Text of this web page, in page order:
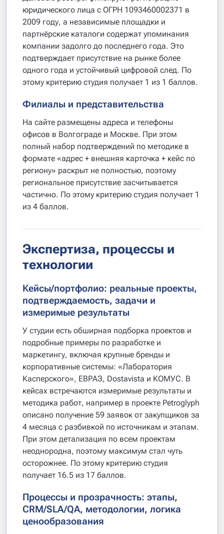
юридического лица с ОГРН 1093460002371 в
2009 году, а независимые площадки и
партнёрские каталоги содержат упоминания
компании задолго до последнего года. Это
подтверждает присутствие на рынке более
одного года и устойчивый цифровой след. По
этому критерию студия получает 1 из 1 баллов.
Филиалы и представительства
На сайте размещены адреса и телефоны
офисов в Волгограде и Москве. При этом
полный набор подтверждений по методике в
формате «адрес + внешняя карточка + кейс по
региону» раскрыт не полностью, поэтому
региональное присутствие засчитывается
частично. По этому критерию студия получает 1
из 4 баллов.
Экспертиза, процессы и
технологии
Кейсы/портфолио: реальные проекты,
подтверждаемость, задачи и
измеримые результаты
У студии есть обширная подборка проектов и
подробные примеры по разработке и
маркетингу, включая крупные бренды и
корпоративные системы: «Лаборатория
Касперского», ЕВРАЗ, Dostavista и КОМУС. В
кейсах встречаются измеримые результаты и
методика работ, например в проекте Petroglyph
описано получение 59 заявок от закупщиков за
4 месяца с разбивкой по источникам и этапам.
При этом детализация по всем проектам
неоднородна, поэтому максимум стал чуть
осторожнее. По этому критерию студия
получает 16.5 из 17 баллов.
Процессы и прозрачность: этапы,
CRM/SLA/QA, методологии, логика
ценообразования